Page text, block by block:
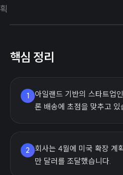
핵심 정리
1
아일랜드 기반의 스타트업
론 배송에 초점을 맞추고 있
2
회사는 4월에 미국 확장
만 달러를 조달했습니다.